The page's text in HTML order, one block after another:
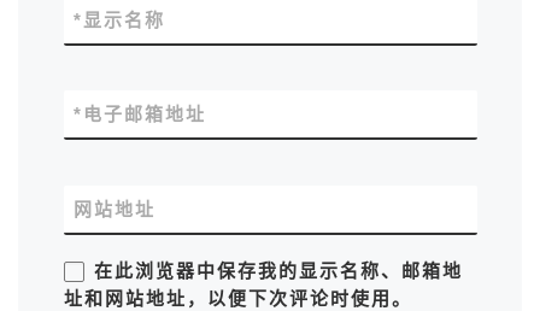
显示名称
*
电子邮箱地址
*
网站地址
在此浏览器中保存我的显示名称、邮箱地
址和网站地址，以便下次评论时使用。